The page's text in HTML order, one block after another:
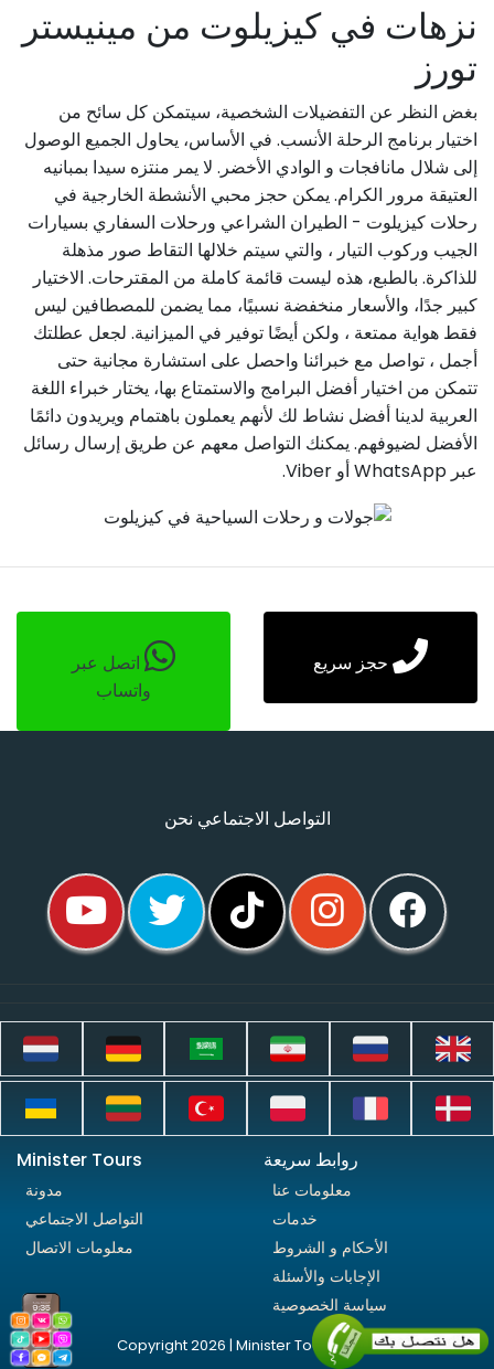
نزهات في كيزيلوت من مينيستر
تورز
بغض النظر عن التفضيلات الشخصية، سيتمكن كل سائح من
اختيار برنامج الرحلة الأنسب. في الأساس، يحاول الجميع الوصول
إلى شلال مانافجات و الوادي الأخضر. لا يمر منتزه سيدا بمبانيه
العتيقة مرور الكرام. يمكن حجز محبي الأنشطة الخارجية في
رحلات كيزيلوت - الطيران الشراعي ورحلات السفاري بسيارات
الجيب وركوب التيار ، والتي سيتم خلالها التقاط صور مذهلة
للذاكرة. بالطبع، هذه ليست قائمة كاملة من المقترحات. الاختيار
كبير جدًا، والأسعار منخفضة نسبيًا، مما يضمن للمصطافين ليس
فقط هواية ممتعة ، ولكن أيضًا توفير في الميزانية. لجعل عطلتك
أجمل ، تواصل مع خبرائنا واحصل على استشارة مجانية حتى
تتمكن من اختيار أفضل البرامج والاستمتاع بها، يختار خبراء اللغة
العربية لدينا أفضل نشاط لك لأنهم يعملون باهتمام ويريدون دائمًا
الأفضل لضيوفهم. يمكنك التواصل معهم عن طريق إرسال رسائل
عبر WhatsApp أو Viber.
حجز سريع
اتصل عبر
واتساب
التواصل الاجتماعي نحن
روابط سريعة
معلومات عنا
خدمات
الأحكام و الشروط
الإجابات والأسئلة
سياسة الخصوصية
Minister Tours
مدونة
التواصل الاجتماعي
معلومات الاتصال
Copyright 2026 | Minister Tours